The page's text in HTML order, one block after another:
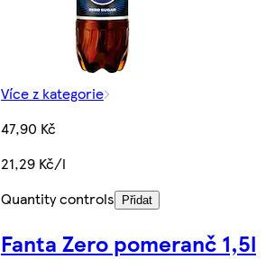
Více z kategorie
47,90 Kč
21,29 Kč/l
Quantity controls
Přidat
Fanta Zero pomeranč 1,5l